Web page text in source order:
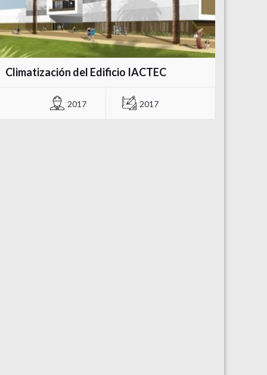
Climatización del Edificio IACTEC
2017 2017